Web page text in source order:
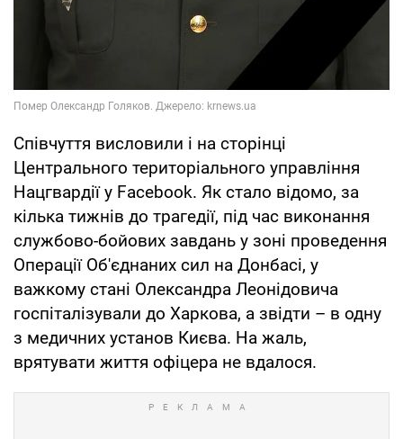
Співчуття висловили і на сторінці
Центрального територіального управління
Нацгвардії у Facebook. Як стало відомо, за
кілька тижнів до трагедії, під час виконання
службово-бойових завдань у зоні проведення
Операції Об'єднаних сил на Донбасі, у
важкому стані Олександра Леонідовича
госпіталізували до Харкова, а звідти – в одну
з медичних установ Києва. На жаль,
врятувати життя офіцера не вдалося.